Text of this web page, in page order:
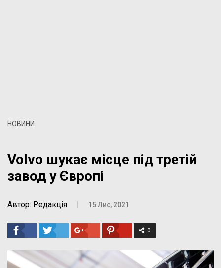
НОВИНИ
Volvo шукає місце під третій
завод у Європі
Автор: Редакція | 15 Лис, 2021
0